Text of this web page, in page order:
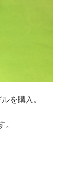
を購入。
。